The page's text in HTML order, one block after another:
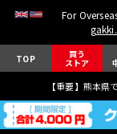
For
TOP 買う
ストア
【重要】熊本